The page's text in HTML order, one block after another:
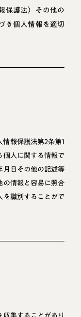
保護法）その他の
き個人情報を適切
報保護法第2条第1
個人に関する情報で
月日その他の記述等
の情報と容易に照合
を識別することがで
集することがあり